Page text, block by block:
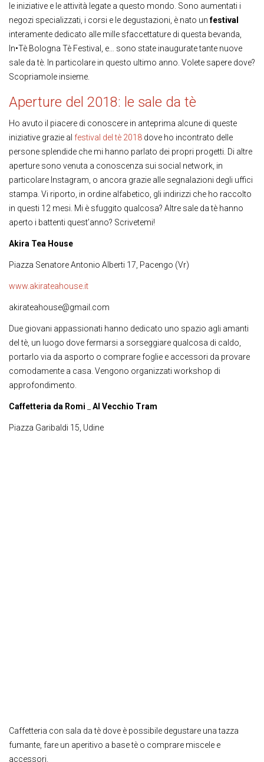
le iniziative e le attività legate a questo mondo. Sono aumentati i
negozi specializzati, i corsi e le degustazioni, è nato unfestival
interamente dedicato alle mille sfaccettature di questa bevanda,
In•Tè Bologna Tè Festival, e… sono state inaugurate tante nuove
sale da tè. In particolare in questo ultimo anno. Volete sapere dove?
Scopriamole insieme.
Aperture del 2018: le sale da tè
Ho avuto il piacere di conoscere in anteprima alcune di queste
iniziative grazie al festival del tè 2018 dove ho incontrato delle
persone splendide che mi hanno parlato dei propri progetti. Di altre
aperture sono venuta a conoscenza sui social network, in
particolare Instagram, o ancora grazie alle segnalazioni degli uffici
stampa. Vi riporto, in ordine alfabetico, gli indirizzi che ho raccolto
in questi 12 mesi. Mi è sfuggito qualcosa? Altre sale da tè hanno
aperto i battenti quest’anno? Scrivetemi!
Akira Tea House
Piazza Senatore Antonio Alberti 17, Pacengo (Vr)
www.akirateahouse.it
akirateahouse@gmail.com
Due giovani appassionati hanno dedicato uno spazio agli amanti
del tè, un luogo dove fermarsi a sorseggiare qualcosa di caldo,
portarlo via da asporto o comprare foglie e accessori da provare
comodamente a casa. Vengono organizzati workshop di
approfondimento.
Caffetteria da Romi Al Vecchio Tram
Piazza Garibaldi 15, Udine
Caffetteria con sala da tè dove è possibile degustare una tazza
fumante, fare un aperitivo a base tè o comprare miscele e
accessori.